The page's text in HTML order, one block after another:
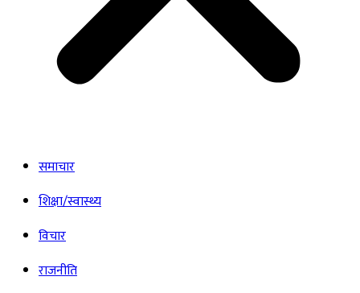
समाचार
शिक्षा/स्वास्थ्य
विचार
राजनीति